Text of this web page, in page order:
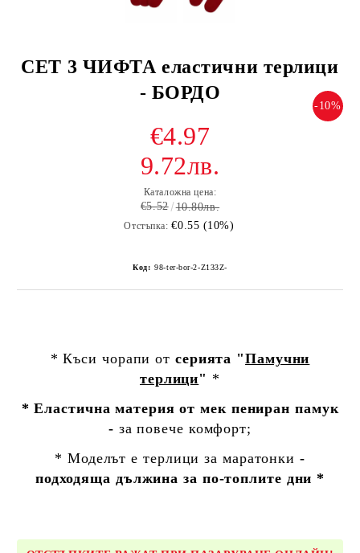
СЕТ 3 ЧИФТА еластични терлици
- БОРДО
-10%
€4.97
9.72лв.
Каталожна цена:
€5.52 10.80лв.
Отстъпка: €0.55 (10%)
Код: 98-ter-bor-2-Z133Z-
* Къси чорапи от серията "Памучни
терлици" *
* Еластична материя от мек пениран памук
- за повече комфорт;
* Моделът е терлици за маратонки -
подходяща дължина за по-топлите дни *